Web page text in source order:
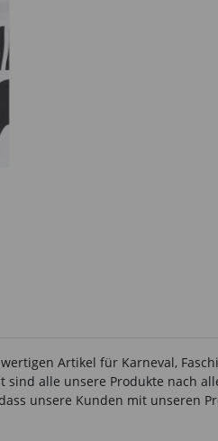
Artikel für Karneval,
sind alle unsere Produkte nach
unsere Kunden mit unseren